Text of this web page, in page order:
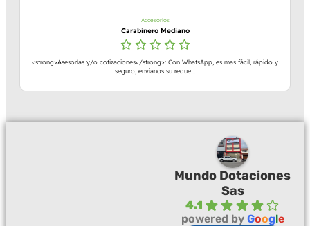
Accesorios
Carabinero Mediano
<strong>Asesorías y/o cotizaciones</strong>: Con WhatsApp, es mas fácil, rápido y
seguro, envíanos su reque...
Mundo Dotaciones
Sas
4.1
powered by Google